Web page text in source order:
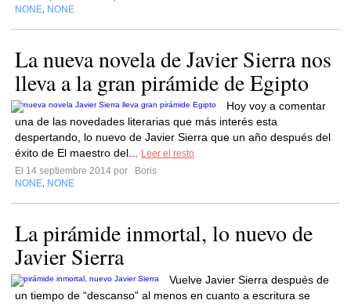
NONE NONE
La nueva novela de Javier Sierra nos
lleva a la gran pirámide de Egipto
Hoy voy a comentar
una de las novedades literarias que más interés esta
despertando, lo nuevo de Javier Sierra que un año después del
éxito de El maestro del...
Leer el resto
El 14 septiembre 2014 por
Boris
NONE NONE
La pirámide inmortal, lo nuevo de
Javier Sierra
Vuelve Javier Sierra después de
un tiempo de “descanso” al menos en cuanto a escritura se